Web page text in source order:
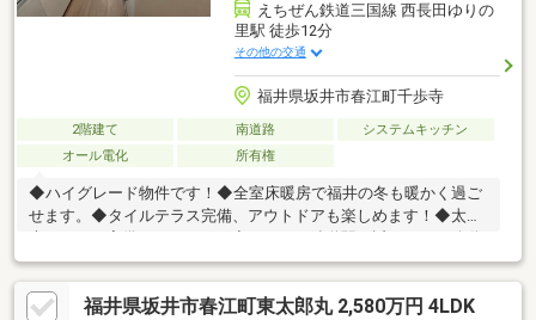
えちぜん鉄道三国線 西長田ゆりの
里駅 徒歩12分
その他の交通
福井県坂井市春江町千歩寺
2階建て 南道路
システムキッチン
オール電化
所有権
◆ハイグレード物件です！◆全室床暖房で福井の冬も暖かく過ご
せます。◆タイルテラス完備、アウトドアも楽しめます！◆太陽
も楽です！◆駐車スペースは3台可能なので安心です。◆その他
おススメポイント盛沢山の一軒です！◆是非一度ご内覧ください
ませ！
福井県坂井市春江町東太郎丸 2,580万円 4LDK